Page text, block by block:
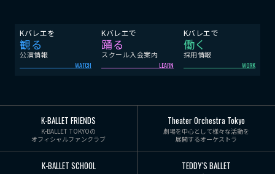
Kバレエを
観る
公演情報
WATCH
Kバレエで
踊る
スクール入会案内
LEARN
Kバレエで
働く
採用情報
WORK
K-BALLET FRIENDS
K-BALLET TOKYOの
オフィシャルファンクラブ
Theater Orchestra Tokyo
劇場を中心として様々な活動を
展開するオーケストラ
K-BALLET SCHOOL TEDDY'S BALLET